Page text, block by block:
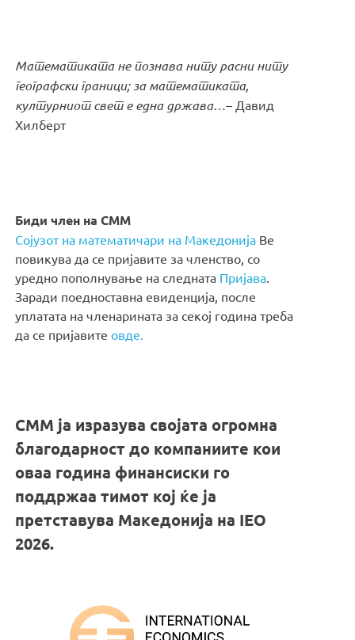
Математиката не познава ниту расни ниту
географски граници; за математиката,
културниот свет е една држава…– Давид
Хилберт
Биди член на СММ
Сојузот на математичари на Македонија Ве
повикува да се пријавите за членство, со
уредно пополнување на следната Пријава
Заради поедноставна евиденција, после
уплатата на членарината за секој година треба
да се пријавитеовде.
СММ ја изразува својата огромна
благодарност до компаниите кои
оваа година финансиски го
поддржаа тимот кој ќе ја
претставува Македонија на IEO
2026.